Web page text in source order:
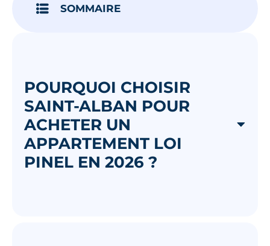
SOMMAIRE
POURQUOI CHOISIR
SAINT-ALBAN POUR
ACHETER UN
APPARTEMENT LOI
PINEL EN 2026 ?